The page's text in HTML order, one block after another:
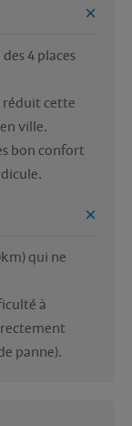
4 places
réduit cette
ville.
bon confort
qui ne
à
panne).